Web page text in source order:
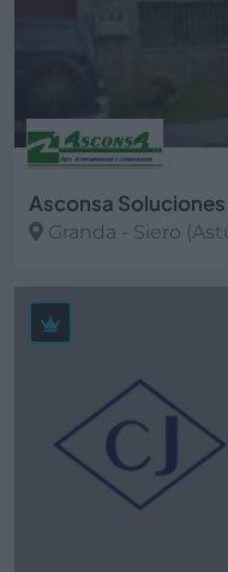
Asconsa
Granda - Siero